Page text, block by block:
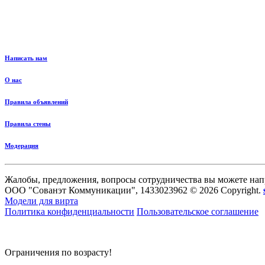
Написать нам
О нас
Правила объявлений
Правила стены
Модерация
Жалобы, предложения, вопросы сотрудничества вы можете
ООО "Сованэт Коммуникации", 1433023962 © 2026 Copyright.
Модели для вирта
Политика конфиденциальности Пользовательское соглашение
Ограничения по возрасту!